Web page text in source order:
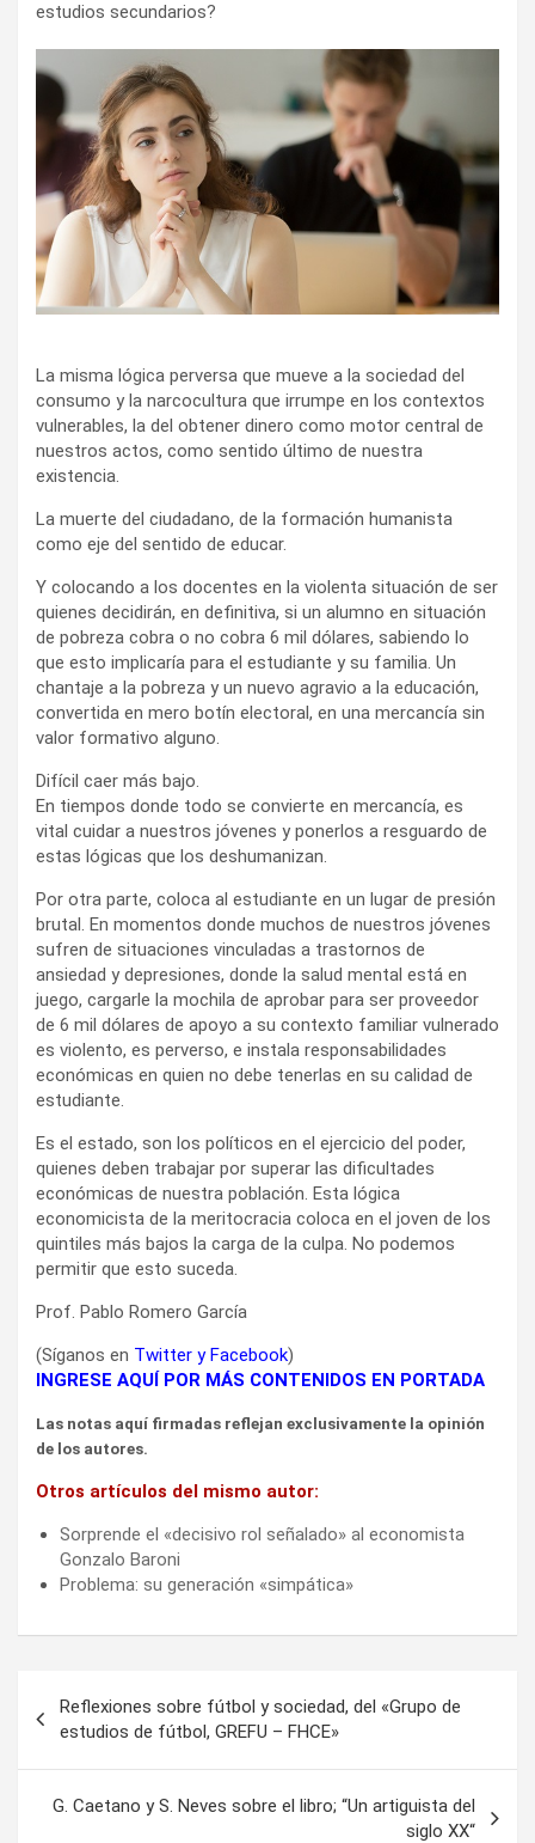
estudios secundarios?
La misma lógica perversa que mueve a la sociedad del
consumo y la narcocultura que irrumpe en los contextos
vulnerables, la del obtener dinero como motor central de
nuestros actos, como sentido último de nuestra
existencia.
La muerte del ciudadano, de la formación humanista
como eje del sentido de educar.
Y colocando a los docentes en la violenta situación de ser
quienes decidirán, en definitiva, si un alumno en situación
de pobreza cobra o no cobra 6 mil dólares, sabiendo lo
que esto implicaría para el estudiante y su familia. Un
chantaje a la pobreza y un nuevo agravio a la educación,
convertida en mero botín electoral, en una mercancía sin
valor formativo alguno.
Difícil caer más bajo.
En tiempos donde todo se convierte en mercancía, es
vital cuidar a nuestros jóvenes y ponerlos a resguardo de
estas lógicas que los deshumanizan.
Por otra parte, coloca al estudiante en un lugar de presión
brutal. En momentos donde muchos de nuestros jóvenes
sufren de situaciones vinculadas a trastornos de
ansiedad y depresiones, donde la salud mental está en
juego, cargarle la mochila de aprobar para ser proveedor
de 6 mil dólares de apoyo a su contexto familiar vulnerado
es violento, es perverso, e instala responsabilidades
económicas en quien no debe tenerlas en su calidad de
estudiante.
Es el estado, son los políticos en el ejercicio del poder,
quienes deben trabajar por superar las dificultades
económicas de nuestra población. Esta lógica
economicista de la meritocracia coloca en el joven de los
quintiles más bajos la carga de la culpa. No podemos
permitir que esto suceda.
Prof. Pablo Romero García
(Síganos en Twitter yFacebook)
INGRESE AQUÍ POR MÁS CONTENIDOS EN PORTADA
Las notas aquí firmadas reflejan exclusivamente la opinión
de los autores.
Otros artículos del mismo autor:
Sorprende el «decisivo rol señalado» al economista
Gonzalo Baroni
Problema: su generación «simpática»
de
entradas
Reflexiones sobre fútbol y sociedad, del «Grupo de
estudios de fútbol, GREFU – FHCE»
G. Caetano y S. Neves sobre el libro; “Un artiguista del
siglo XX“